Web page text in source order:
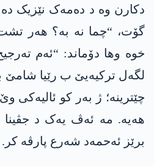
دکارن وە د دەمەک نێزیک
گۆت، “چما نە بە؟ ھەر تشت
خوە وھا دۆماند: “ئەم
لگەل ترکیەیێ ب رێیا
چێترینە؛ ژ بەر کو ئالیەکی
ھەیە. مە ئەڤ یەک د جڤینا
برێز ئەحمەد شەرع پارڤە کر.